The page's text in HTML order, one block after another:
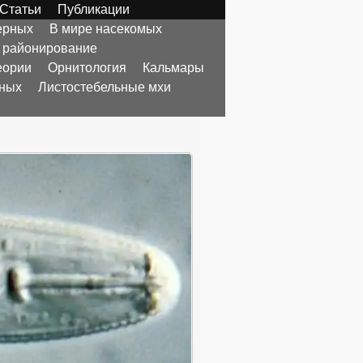
Статьи
Публикации
В мире насекомых
районирование
Орнитология
Кальмары
Листостебельные мхи